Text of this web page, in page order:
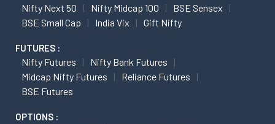
Nifty Next 50
Nifty Midcap 100
BSE Sensex
BSE Small Cap
India Vix Gift Nifty
FUTURES :
Nifty Futures
Nifty Bank Futures
Midcap Nifty Futures
Reliance Futures
BSE Futures
OPTIONS :